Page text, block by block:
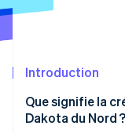
Découvrez les
Atlas
Climate
Élimination du
Introduction
Que signifie la
Dakota du Nord ?